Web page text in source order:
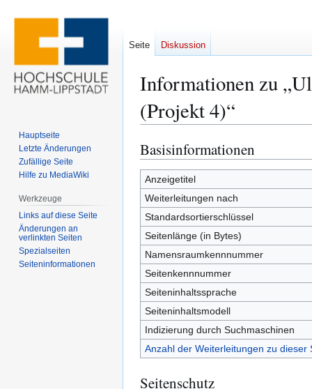
Informationen zu
(Projekt 4)“
Zur
Navigation
springen
Zur
Suche
springen
Basisinformationen
Anzeigetitel
Weiterleitungen nach
Standardsortierschlüssel
Seitenlänge (in Bytes)
Namensraumkennnummer
Seitenkennnummer
Seiteninhaltssprache
Seiteninhaltsmodell
Indizierung durch Suchmaschinen
Anzahl der Weiterleitungen zu dieser
Seitenschutz
Seite Diskussion
Hauptseite
Letzte Änderungen
Zufällige Seite
Hilfe zu MediaWiki
Werkzeuge
Links auf diese Seite
Änderungen an
verlinkten Seiten
Spezialseiten
Seiten­­informationen